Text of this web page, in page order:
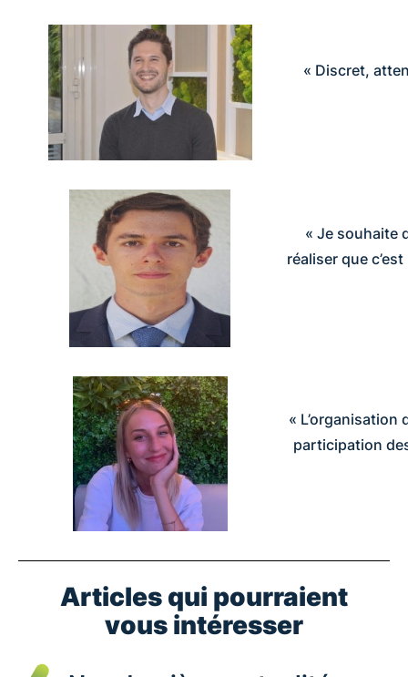
« Discret,
« Je souhaite
réaliser que
«
participation
Articles qui pourraient
vous intéresser